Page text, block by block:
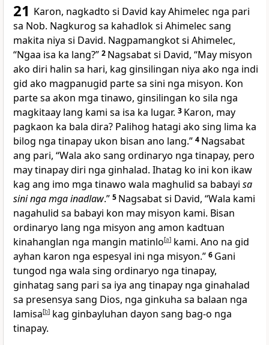
21 Karon, nagkadto si David kay Ahimelec nga pari
sa Nob. Nagkurog sa kahadlok si Ahimelec sang
makita niya si David. Nagpamangkot si Ahimelec,
“Ngaa isa ka lang?” 2 Nagsabat si David, “May misyon
ako diri halin sa hari, kag ginsilingan niya ako nga indi
gid ako magpanugid parte sa sini nga misyon. Kon
parte sa akon mga tinawo, ginsilingan ko sila nga
magkitaay lang kami sa isa ka lugar. 3 Karon, may
pagkaon ka bala dira? Palihog hatagi ako sing lima ka
bilog nga tinapay ukon bisan ano lang.” 4 Nagsabat
ang pari, “Wala ako sang ordinaryo nga tinapay, pero
may tinapay diri nga ginhalad. Ihatag ko ini kon ikaw
kag ang imo mga tinawo wala maghulid sa babayi sa
sini nga mga inadlaw.” 5 Nagsabat si David, “Wala kami
nagahulid sa babayi kon may misyon kami. Bisan
ordinaryo lang nga misyon ang amon kadtuan
kinahanglan nga mangin matinlo[a] kami. Ano na gid
ayhan karon nga espesyal ini nga misyon.” 6 Gani
tungod nga wala sing ordinaryo nga tinapay,
ginhatag sang pari sa iya ang tinapay nga ginahalad
sa presensya sang Dios, nga ginkuha sa balaan nga
lamisa[b] kag ginbayluhan dayon sang bag-o nga
tinapay.